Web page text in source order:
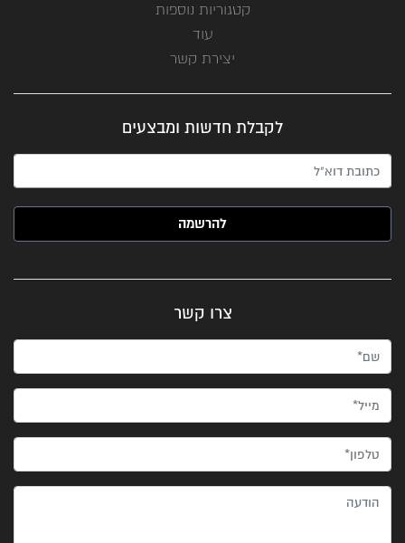
קטגוריות נוספות
עוד
יצירת קשר
לקבלת חדשות ומבצעים
האימייל שלך (חובה)
צרו קשר